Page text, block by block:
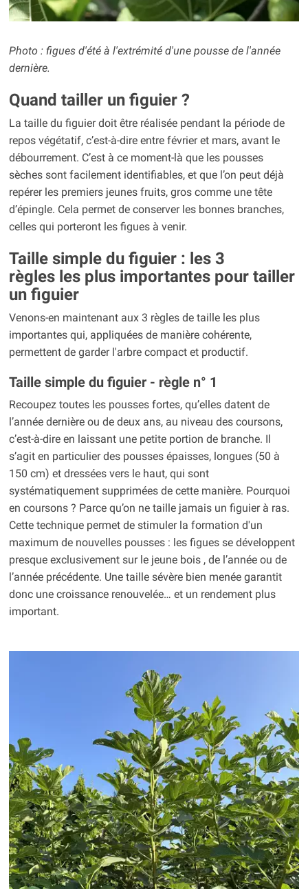
Photo : figues d'été à l'extrémité d'une pousse de l'année
dernière.
Quand tailler un figuier ?
La taille du figuier doit être réalisée pendant la période de
repos végétatif, c’est-à-dire entre février et mars, avant le
débourrement. C’est à ce moment-là que les pousses
sèches sont facilement identifiables, et que l’on peut déjà
repérer les premiers jeunes fruits, gros comme une tête
d’épingle. Cela permet de conserver les bonnes branches,
celles qui porteront les figues à venir.
Taille simple du figuier : les 3
règles les plus importantes pour tailler
un figuier
Venons-en maintenant aux 3 règles de taille les plus
importantes qui, appliquées de manière cohérente,
permettent de garder l'arbre compact et productif.
Taille simple du figuier - règle n° 1
Recoupez toutes les pousses fortes, qu’elles datent de
l’année dernière ou de deux ans, au niveau des coursons,
c’est-à-dire en laissant une petite portion de branche. Il
s’agit en particulier des pousses épaisses, longues (50 à
150 cm) et dressées vers le haut, qui sont
systématiquement supprimées de cette manière. Pourquoi
en coursons ? Parce qu’on ne taille jamais un figuier à ras.
Cette technique permet de stimuler la formation d'un
maximum de nouvelles pousses : les figues se développent
presque exclusivement sur le jeune bois , de l’année ou de
l’année précédente. Une taille sévère bien menée garantit
donc une croissance renouvelée… et un rendement plus
important.